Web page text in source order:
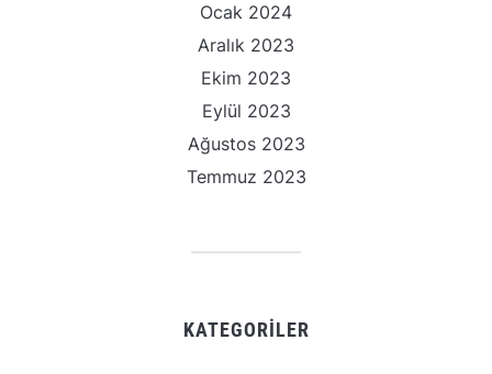
Ocak 2024
Aralık 2023
Ekim 2023
Eylül 2023
Ağustos 2023
Temmuz 2023
KATEGORILER